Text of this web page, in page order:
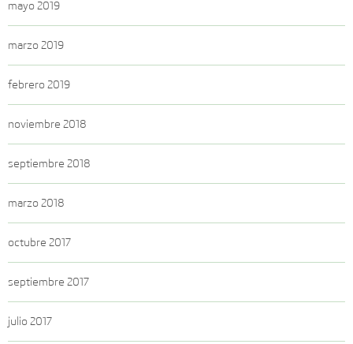
mayo 2019
marzo 2019
febrero 2019
noviembre 2018
septiembre 2018
marzo 2018
octubre 2017
septiembre 2017
julio 2017